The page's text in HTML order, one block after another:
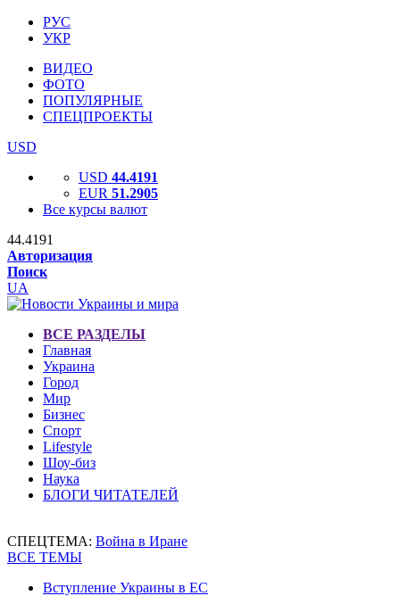
РУС
УКР
ВИДЕО
ФОТО
ПОПУЛЯРНЫЕ
СПЕЦПРОЕКТЫ
USD
USD 44.4191
EUR 51.2905
Все курсы валют
44.4191
Авторизация
Поиск
UA
ВСЕ РАЗДЕЛЫ
Главная
Украина
Город
Мир
Бизнес
Спорт
Lifestyle
Шоу-биз
Наука
БЛОГИ ЧИТАТЕЛЕЙ
СПЕЦТЕМА: Война в Иране
ВСЕ ТЕМЫ
Вступление Украины в ЕС